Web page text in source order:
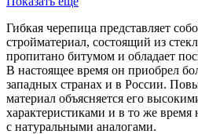
Гибкая черепица представляет
стройматериал, состоящий из
пропитано битумом и обладает
В настоящее время он приобрел
западных странах и в России.
материал объясняется его
характеристиками и в то же
с натуральными аналогами.